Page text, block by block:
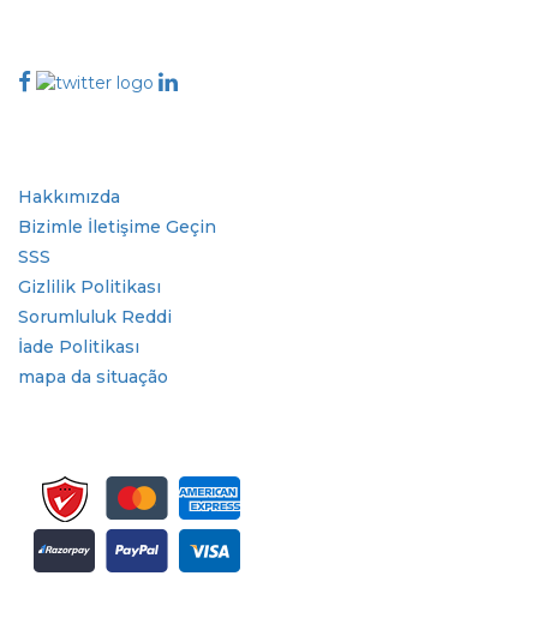
Hakkımızda
Bizimle İletişime Geçin
SSS
Gizlilik Politikası
Sorumluluk Reddi
İade Politikası
mapa da situação